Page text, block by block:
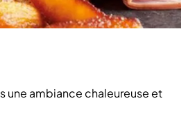
une ambiance chaleureuse et